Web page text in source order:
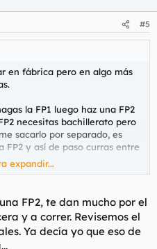
#5
en fábrica pero en algo más
la FP1 luego haz una FP2
necesitas bachillerato pero
sacarlo por separado, es
FP2 y así de paso curras entre
al día.
expandir...
FP2, te dan mucho por el
y a correr. Revisemos el
Ya decía yo que eso de